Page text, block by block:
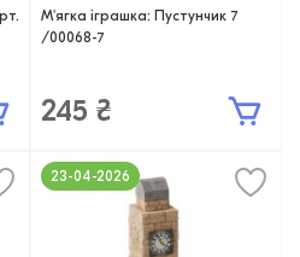
М'ягка іграшка: Пустунчик 7
/00068-7
245 ₴
23-04-2026